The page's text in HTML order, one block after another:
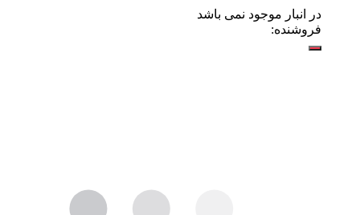
در انبار موجود نمی باشد
فروشنده: